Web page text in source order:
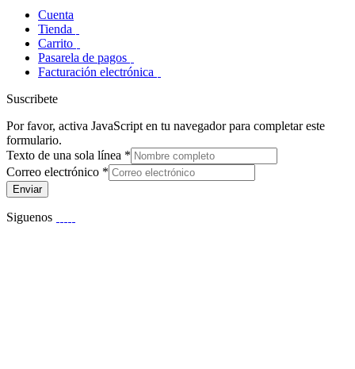
Cuenta
Tienda
Carrito
Pasarela de pagos
Facturación electrónica
Suscribete
Por favor, activa JavaScript en tu navegador para completar este
formulario.
Texto de una sola línea *
Correo electrónico *
Enviar
Siguenos